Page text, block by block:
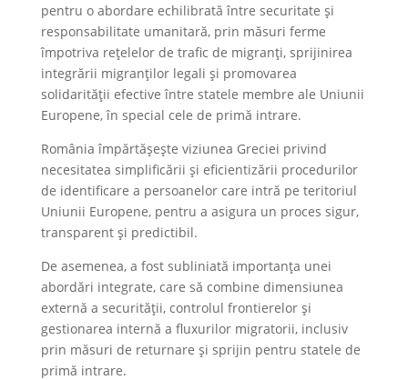
pentru o abordare echilibrată între securitate și
responsabilitate umanitară, prin măsuri ferme
împotriva rețelelor de trafic de migranți, sprijinirea
integrării migranților legali și promovarea
solidarității efective între statele membre ale Uniunii
Europene, în special cele de primă intrare.
România împărtășește viziunea Greciei privind
necesitatea simplificării și eficientizării procedurilor
de identificare a persoanelor care intră pe teritoriul
Uniunii Europene, pentru a asigura un proces sigur,
transparent și predictibil.
De asemenea, a fost subliniată importanța unei
abordări integrate, care să combine dimensiunea
externă a securității, controlul frontierelor și
gestionarea internă a fluxurilor migratorii, inclusiv
prin măsuri de returnare și sprijin pentru statele de
primă intrare.